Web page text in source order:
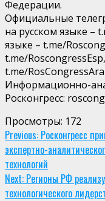
Федерации.
Официальные
на русском языке –
языке – t.me/
t.me/
t.me/
Информационно-
Росконгресс:
Просмотры: 172
Continue
Reading
Previous: Росконгресс
экспертно-
технологий
Next: Регионы РФ
технологического